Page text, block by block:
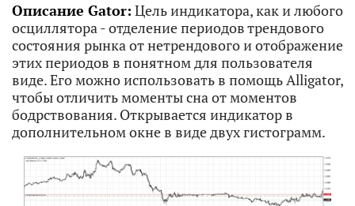
Описание Gator: Цель индикатора, как и любого
осциллятора - отделение периодов трендового
состояния рынка от нетрендового и отображение
этих периодов в понятном для пользователя
виде. Его можно использовать в помощь Alligator,
чтобы отличить моменты сна от моментов
бодрствования. Открывается индикатор в
дополнительном окне в виде двух гистограмм.